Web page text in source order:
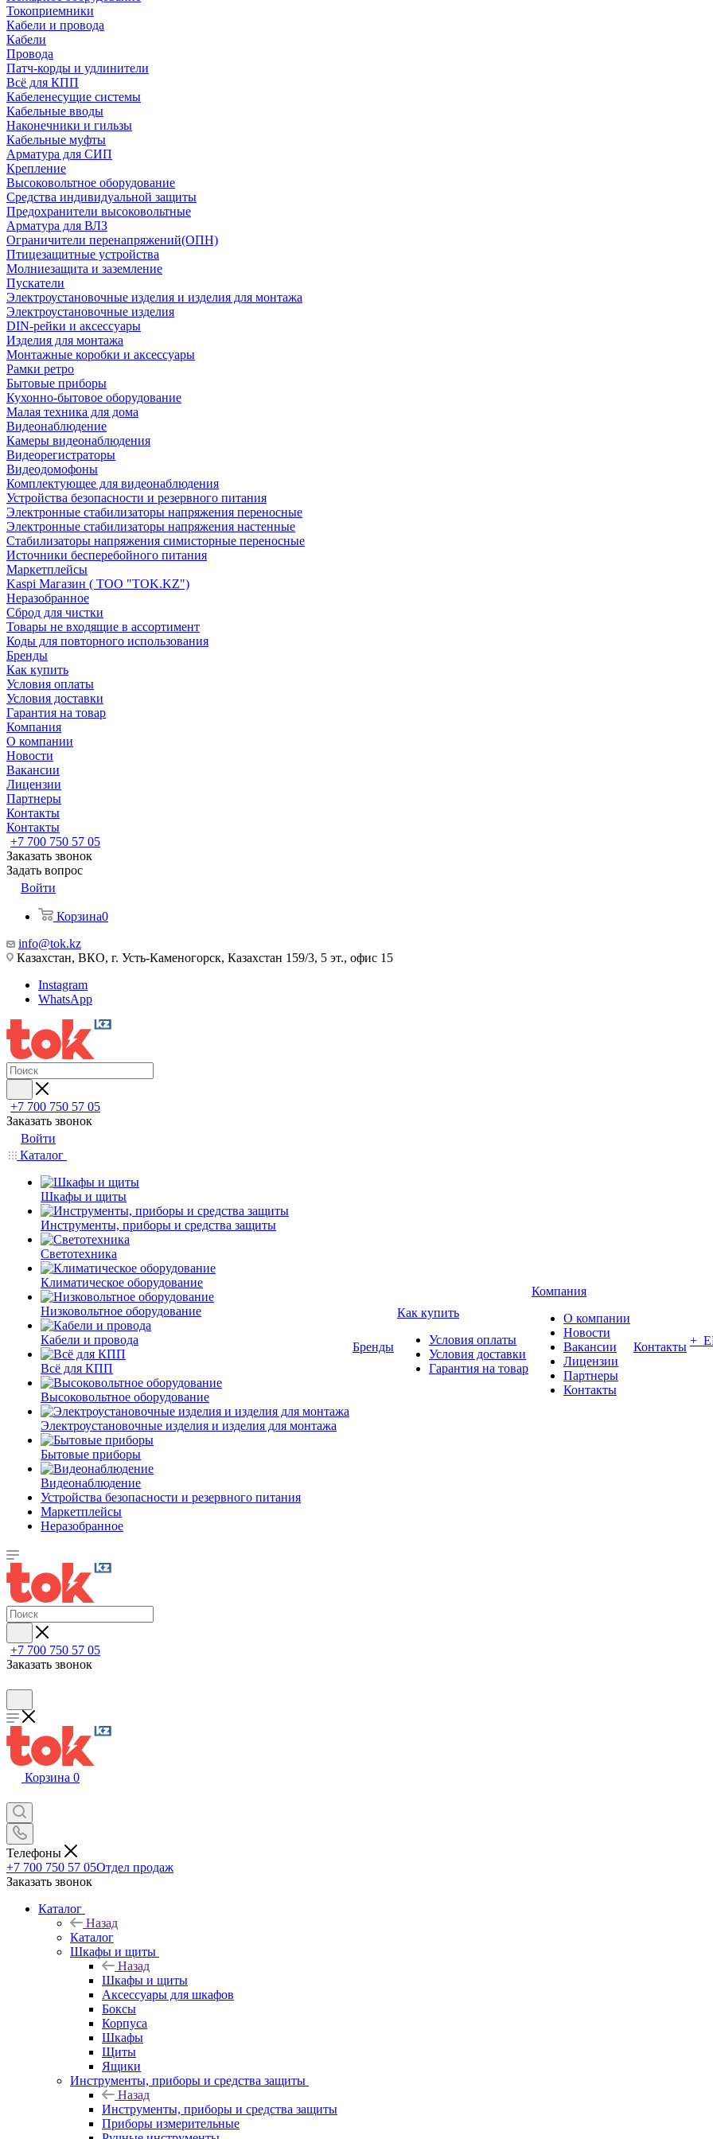
Токоприемники
Кабели и провода
Кабели
Провода
Патч-корды и удлинители
Всё для КПП
Кабеленесущие системы
Кабельные вводы
Наконечники и гильзы
Кабельные муфты
Арматура для СИП
Крепление
Высоковольтное оборудование
Средства индивидуальной защиты
Предохранители высоковольтные
Арматура для ВЛЗ
Ограничители перенапряжений(ОПН)
Птицезащитные устройства
Молниезащита и заземление
Пускатели
Электроустановочные изделия и изделия для монтажа
Электроустановочные изделия
DIN-рейки и аксессуары
Изделия для монтажа
Монтажные коробки и аксессуары
Рамки ретро
Бытовые приборы
Кухонно-бытовое оборудование
Малая техника для дома
Видеонаблюдение
Камеры видеонаблюдения
Видеорегистраторы
Видеодомофоны
Комплектующее для видеонаблюдения
Устройства безопасности и резервного питания
Электронные стабилизаторы напряжения переносные
Электронные стабилизаторы напряжения настенные
Стабилизаторы напряжения симисторные переносные
Источники бесперебойного питания
Маркетплейсы
Kaspi Магазин ( ТОО "TOK.KZ")
Неразобранное
Сброд для чистки
Товары не входящие в ассортимент
Коды для повторного использования
Бренды
Как купить
Условия оплаты
Условия доставки
Гарантия на товар
Компания
О компании
Новости
Вакансии
Лицензии
Партнеры
Контакты
Контакты
+7 700 750 57 05
Заказать звонок
Задать вопрос
Войти
Корзина0
info@tok.kz
Казахстан, ВКО, г. Усть-Каменогорск, Казахстан 159/3, 5 эт., офис 15
Instagram
WhatsApp
+7 700 750 57 05
Заказать звонок
Войти
Каталог
Шкафы и щиты
Инструменты, приборы и средства защиты
Светотехника
Климатическое оборудование
Низковольтное оборудование
Кабели и провода
Всё для КПП
Высоковольтное оборудование
Электроустановочные изделия и изделия для монтажа
Бытовые приборы
Видеонаблюдение
Устройства безопасности и резервного питания
Маркетплейсы
Неразобранное
Бренды
Как купить
Условия оплаты
Условия доставки
Гарантия на товар
Компания
О компании
Новости
Вакансии
Лицензии
Партнеры
Контакты
Контакты +
+7 700 750 57 05
Заказать звонок
Корзина 0
Телефоны
+7 700 750 57 05Отдел продаж
Заказать звонок
Каталог
Назад
Каталог
Шкафы и щиты
Назад
Шкафы и щиты
Аксессуары для шкафов
Боксы
Корпуса
Шкафы
Щиты
Ящики
Инструменты, приборы и средства защиты
Назад
Инструменты, приборы и средства защиты
Приборы измерительные